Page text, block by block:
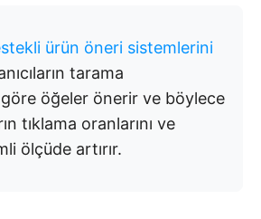
ürün öneri sistemlerini
tarama
göre öğeler önerir ve böylece
tıklama oranlarını ve
ölçüde artırır.